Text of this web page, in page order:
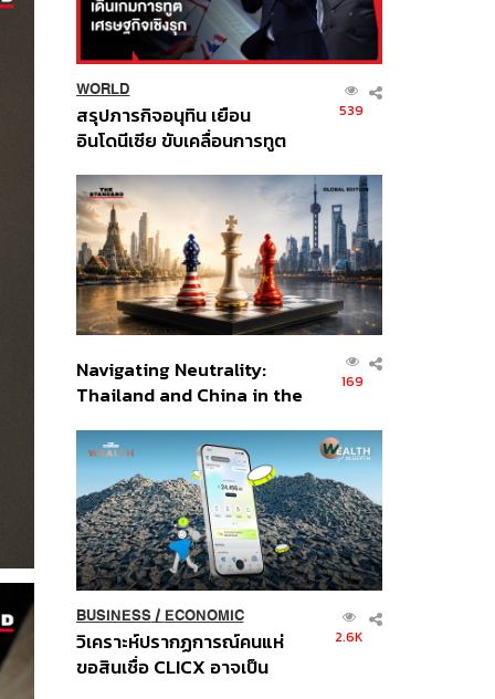
WORLD
สรุปภารกิจอนุทิน เยือน
อินโดนีเซีย ขับเคลื่อนการทูต
ส่วนยุทธศาสตร์ไทย –
อินโดนีเซีย
539
Navigating Neutrality:
Thailand and China in the
Order
169
BUSINESS/ ECONOMIC
วิเคราะห์ปรากฏการณ์คนแห่
ขอสินเชื่อ CLICX อาจเป็น
2.6K